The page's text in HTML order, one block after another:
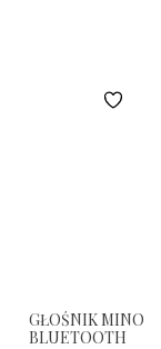
GŁOŚNIK MINO
BLUETOOTH